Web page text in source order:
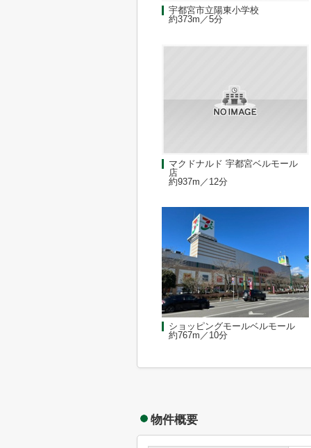
宇都宮市立陽東小学校
約373m／5分
マクドナルド 宇都宮ベルモール
店
約937m／12分
ショッピングモールベルモール
約767m／10分
物件概要